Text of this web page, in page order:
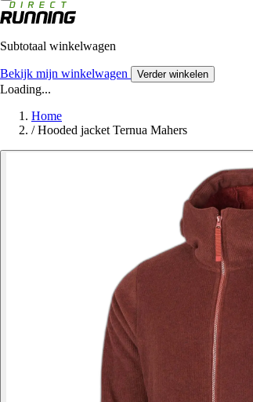
Subtotaal winkelwagen
Bekijk mijn winkelwagen Verder winkelen
Loading...
Home
/ Hooded jacket Ternua Mahers